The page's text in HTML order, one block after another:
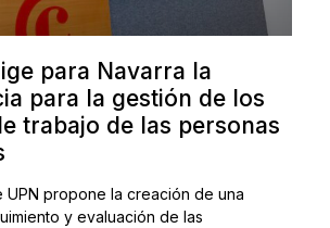
para Navarra la
para la gestión de los
trabajo de las personas
UPN propone la creación de una
y evaluación de las